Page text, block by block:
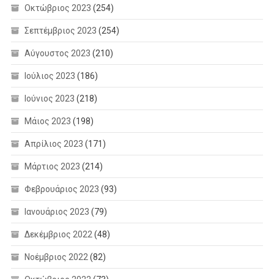
Οκτώβριος 2023 (254)
Σεπτέμβριος 2023 (254)
Αύγουστος 2023 (210)
Ιούλιος 2023 (186)
Ιούνιος 2023 (218)
Μάιος 2023 (198)
Απρίλιος 2023 (171)
Μάρτιος 2023 (214)
Φεβρουάριος 2023 (93)
Ιανουάριος 2023 (79)
Δεκέμβριος 2022 (48)
Νοέμβριος 2022 (82)